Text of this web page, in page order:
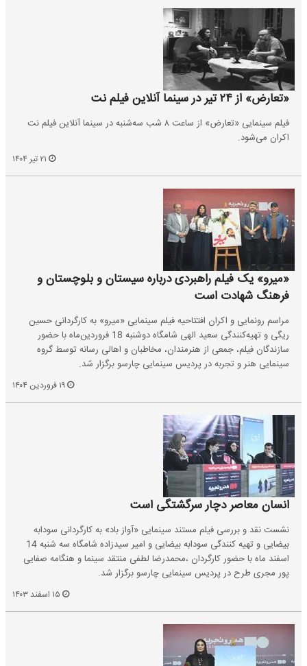
«تعارض» از ۲۴ تیر در سینما آنلاین فیلم نت
فیلم سینمایی «تعارض» از ساعت ۸ شب سه‌شنبه در سینما آنلاین فیلم نت
اکران می‌شود.
«میرو» یک فیلم راهبردی درباره سیستان و بلوچستان و
فرهنگ شهادت است
مراسم رونمایی و اکران افتتاحیه فیلم سینمایی «میرو» به کارگردانی حسین
ریگی و تهیه‌کنندگی سعید الهی شامگاه دوشنبه 18 فروردین‌ماه با حضور
سازندگان فیلم، جمعی از هنرمندان، مخاطبان و اهالی رسانه توسط گروه
سینمایی هنر و تجربه در پردیس سینمایی چارسو برگزار شد.
انسان معاصر دچار سرگشتگی است
نشست نقد و بررسی فیلم مستند سینمایی «آواز باد» به کارگردانی سودابه
بیضایی و تهیه کنندگی سودابه بیضایی و امیر سیدزاده شامگاه سه شنبه 14
اسفند ماه با حضور کارگردان ،محمدرضا لطفی منتقد سینما و هنگامه صفایی
پور مجری طرح در پردیس سینمایی چارسو برگزار شد.